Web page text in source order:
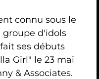
connu sous le
groupe d'idols
ses débuts
Girl" le 23 mai
& Associates.